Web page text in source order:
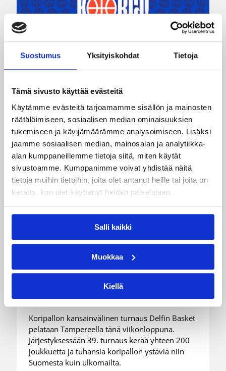
Suostumus Yksityiskohdat Tietoja
Tämä sivusto käyttää evästeitä
Käytämme evästeitä tarjoamamme sisällön ja mainosten
räätälöimiseen, sosiaalisen median ominaisuuksien
tukemiseen ja kävijämäärämme analysoimiseen. Lisäksi
jaamme sosiaalisen median, mainosalan ja analytiikka-
alan kumppaneillemme tietoja siitä, miten käytät
sivustoamme. Kumppanimme voivat yhdistää näitä
tietoja muihin tietoihin, joita olet antanut heille tai joita on
kerätty, kun olet käyttänyt heidän palvelujaan.
Salli kaikki
Muokkaa
Kiellä
Koripalloliitto 04.08.2026 12:00
17.8.
Haaste tarjoaa seuroille valmiin konseptin
innostaa mukaan uusia pelaajia ja syventää
yhteistyötä koulujen kanssa.
Delfin Basket Tournament
31.7.-2.8. Tampereella
Koripallon kansainvälinen turnaus Delfin Basket
pelataan Tampereella tänä viikonloppuna.
Järjestyksessään 39. turnaus kerää yhteen 200
joukkuetta ja tuhansia koripallon ystäviä niin
Suomesta kuin ulkomailta.